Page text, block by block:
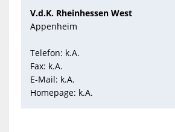
V.d.K. Rheinhessen West
Appenheim
Telefon: k.A.
Fax: k.A.
E-Mail: k.A.
Homepage: k.A.